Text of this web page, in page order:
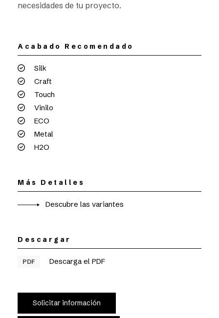
necesidades de tu proyecto.
Acabado Recomendado
Silk
Craft
Touch
Vinilo
ECO
Metal
H2O
Más Detalles
Descubre las variantes
Descargar
PDF Descarga el PDF
Solicitar información